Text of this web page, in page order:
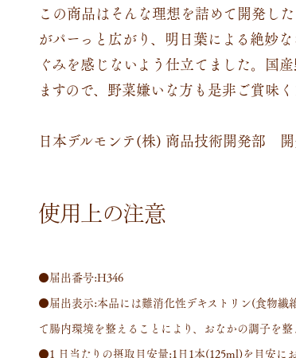
この商品はそんな理想を詰めて開発し
がパーっと広がり、明日葉による絶妙
ぐみを感じないよう仕立てました。国
ますので、野菜嫌いな方も是非ご賞味く
日本デルモンテ(株) 商品技術開発部 開
使用上の注意
●届出番号:H346
●届出表示:本品には難消化性デキストリン(食物繊
て腸内環境を整えることにより、おなかの調子を
●1 日当たりの摂取目安量:1日1本(125ml)を目安に